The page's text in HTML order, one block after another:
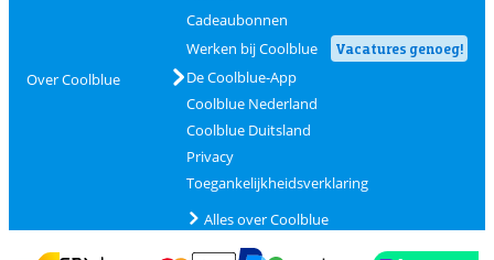
Over Coolblue
Cadeaubonnen
Werken bij Coolblue
Vacatures genoeg!
De Coolblue-App
Coolblue Nederland
Coolblue Duitsland
Privacy
Toegankelijkheidsverklaring
Alles over Coolblue